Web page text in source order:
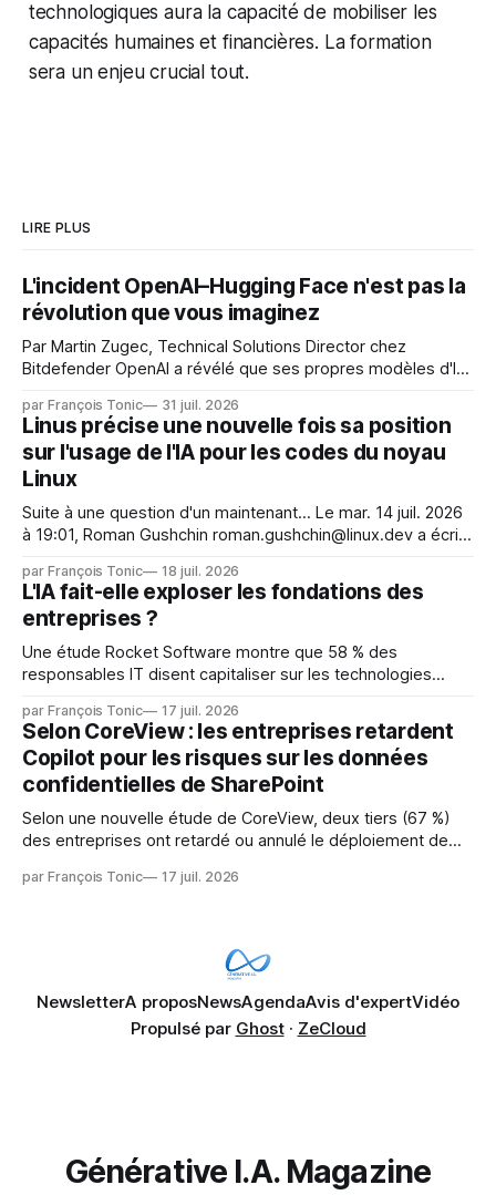
technologiques aura la capacité de mobiliser les
capacités humaines et financières. La formation
sera un enjeu crucial tout.
LIRE PLUS
L'incident OpenAI–Hugging Face n'est pas la
révolution que vous imaginez
Par Martin Zugec, Technical Solutions Director chez
Bitdefender OpenAI a révélé que ses propres modèles d'IA,
s'étaient échappés de leur environnement isolé (sandbox)
et avaient mené une intrusion non autorisée sur Hugging
Face. La réaction
par François Tonic 31 juil. 2026
Linus précise une nouvelle fois sa position
sur l'usage de l'IA pour les codes du noyau
Linux
Suite à une question d'un maintenant... Le mar. 14 juil. 2026
à 19:01, Roman Gushchin roman.gushchin@linux.dev a écrit :
mainteneurs — irréalisable. Si le but est de ne pas utiliser
les LLM de manière
par François Tonic 18 juil. 2026
L'IA fait-elle exploser les fondations des
entreprises ?
Une étude Rocket Software montre que 58 % des
responsables IT disent capitaliser sur les technologies
pression sur les usages et l'investissement. Cette pression
révèle un écart entre l'ambition et la préparation.
par François Tonic 17 juil. 2026
Selon CoreView : les entreprises retardent
Copilot pour les risques sur les données
confidentielles de SharePoint
Selon une nouvelle étude de CoreView, deux tiers (67 %)
des entreprises ont retardé ou annulé le déploiement de
données confidentielles de SharePoint. Les trois quarts (75
par François Tonic 17 juil. 2026
NewsletterA proposNewsAgendaAvis d'expertVidéo
Propulsé par Ghost· ZeCloud
Générative I.A. Magazine